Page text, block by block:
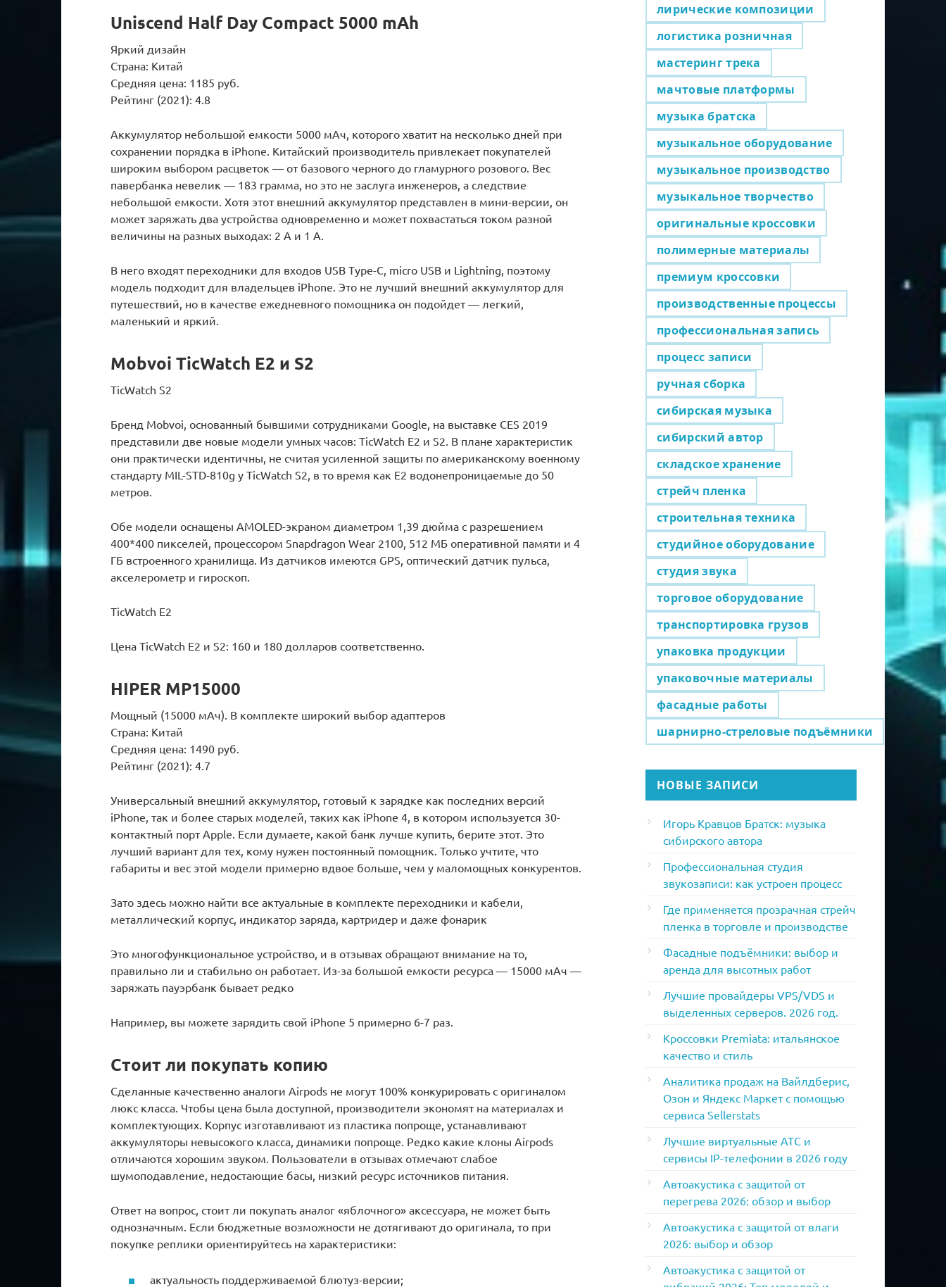
Uniscend Half Day Compact 5000 mAh
Яркий дизайн
Страна: Китай
Средняя цена: 1185 руб.
Рейтинг (2021): 4.8
Аккумулятор небольшой емкости 5000 мАч, которого хватит на несколько дней при
сохранении порядка в iPhone. Китайский производитель привлекает покупателей
широким выбором расцветок — от базового черного до гламурного розового. Вес
павербанка невелик — 183 грамма, но это не заслуга инженеров, а следствие
небольшой емкости. Хотя этот внешний аккумулятор представлен в мини-версии, он
может заряжать два устройства одновременно и может похвастаться током разной
величины на разных выходах: 2 А и 1 А.
В него входят переходники для входов USB Type-C, micro USB и Lightning, поэтому
модель подходит для владельцев iPhone. Это не лучший внешний аккумулятор для
путешествий, но в качестве ежедневного помощника он подойдет — легкий,
маленький и яркий.
Mobvoi TicWatch E2 и S2
TicWatch S2
Бренд Mobvoi, основанный бывшими сотрудниками Google, на выставке CES 2019
представили две новые модели умных часов: TicWatch E2 и S2. В плане характеристик
они практически идентичны, не считая усиленной защиты по американскому военному
стандарту MIL-STD-810g у TicWatch S2, в то время как E2 водонепроницаемые до 50
метров.
Обе модели оснащены AMOLED-экраном диаметром 1,39 дюйма с разрешением
400*400 пикселей, процессором Snapdragon Wear 2100, 512 МБ оперативной памяти и 4
ГБ встроенного хранилища. Из датчиков имеются GPS, оптический датчик пульса,
акселерометр и гироскоп.
TicWatch E2
Цена TicWatch E2 и S2: 160 и 180 долларов соответственно.
HIPER MP15000
Мощный (15000 мАч). В комплекте широкий выбор адаптеров
Страна: Китай
Средняя цена: 1490 руб.
Рейтинг (2021): 4.7
Универсальный внешний аккумулятор, готовый к зарядке как последних версий
iPhone, так и более старых моделей, таких как iPhone 4, в котором используется 30-
контактный порт Apple. Если думаете, какой банк лучше купить, берите этот. Это
лучший вариант для тех, кому нужен постоянный помощник. Только учтите, что
габариты и вес этой модели примерно вдвое больше, чем у маломощных конкурентов.
Зато здесь можно найти все актуальные в комплекте переходники и кабели,
металлический корпус, индикатор заряда, картридер и даже фонарик
Это многофункциональное устройство, и в отзывах обращают внимание на то,
правильно ли и стабильно он работает. Из-за большой емкости ресурса — 15000 мАч —
заряжать пауэрбанк бывает редко
Например, вы можете зарядить свой iPhone 5 примерно 6-7 раз.
Стоит ли покупать копию
Сделанные качественно аналоги Airpods не могут 100% конкурировать с оригиналом
люкс класса. Чтобы цена была доступной, производители экономят на материалах и
комплектующих. Корпус изготавливают из пластика попроще, устанавливают
аккумуляторы невысокого класса, динамики попроще. Редко какие клоны Airpods
отличаются хорошим звуком. Пользователи в отзывах отмечают слабое
шумоподавление, недостающие басы, низкий ресурс источников питания.
Ответ на вопрос, стоит ли покупать аналог «яблочного» аксессуара, не может быть
однозначным. Если бюджетные возможности не дотягивают до оригинала, то при
покупке реплики ориентируйтесь на характеристики:
актуальность поддерживаемой блютуз-версии;
лирические композиции
логистика розничная
мастеринг трека
мачтовые платформы
музыка братска
музыкальное оборудование
музыкальное производство
музыкальное творчество
оригинальные кроссовки
полимерные материалы
премиум кроссовки
производственные процессы
профессиональная запись
процесс записи
ручная сборка
сибирская музыка
сибирский автор
складское хранение
стрейч пленка
строительная техника
студийное оборудование
студия звука
торговое оборудование
транспортировка грузов
упаковка продукции
упаковочные материалы
фасадные работы
шарнирно-стреловые подъёмники
НОВЫЕ ЗАПИСИ
Игорь Кравцов Братск: музыка
сибирского автора
Профессиональная студия
звукозаписи: как устроен процесс
Где применяется прозрачная стрейч
пленка в торговле и производстве
Фасадные подъёмники: выбор и
аренда для высотных работ
Лучшие провайдеры VPS/VDS и
выделенных серверов. 2026 год.
Кроссовки Premiata: итальянское
качество и стиль
Аналитика продаж на Вайлдберис,
Озон и Яндекс Маркет с помощью
сервиса Sellerstats
Лучшие виртуальные АТС и
сервисы IP-телефонии в 2026 году
Автоакустика с защитой от
перегрева 2026: обзор и выбор
Автоакустика с защитой от влаги
2026: выбор и обзор
Автоакустика с защитой от